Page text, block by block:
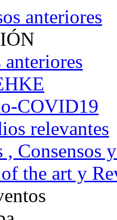
anteriores
COVID19
relevantes
, Consensos
the art y